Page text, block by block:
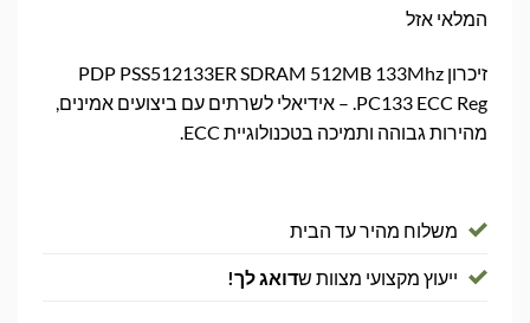
המלאי אזל
זיכרון PDP PSS512133ER SDRAM 512MB 133Mhz
PC133 ECC Reg. – אידיאלי לשרתים עם ביצועים אמינים,
מהירות גבוהה ותמיכה בטכנולוגיית ECC.
משלוח מהיר עד הבית
ייעוץ מקצועי מצוות שדואג לך!